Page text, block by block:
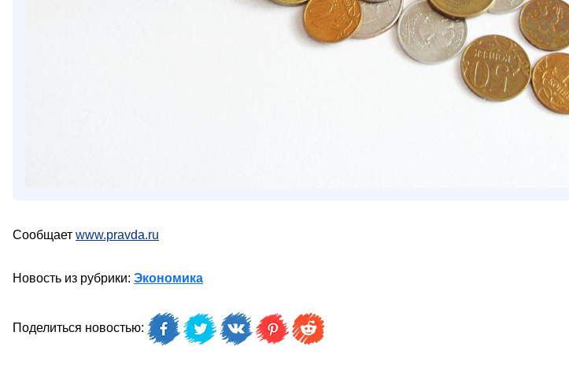
Сообщает www.pravda.ru
Новость из рубрики: Экономика
Поделиться новостью: